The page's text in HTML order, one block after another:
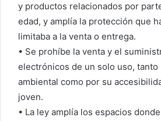
y productos relacionados por
edad, y amplía la protección que
limitaba a la venta o entrega.
• Se prohíbe la venta y el
electrónicos de un solo uso, tanto
ambiental como por su
joven.
• La ley amplía los espacios